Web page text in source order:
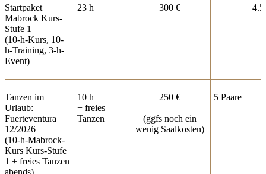
Startpaket
Mabrock Kurs-
Stufe 1
(10-h-Kurs, 10-
h-Training, 3-h-
Event)
23 h 300 €
Tanzen im
Urlaub:
Fuerteventura
12/2026
(10-h-Mabrock-
Kurs Kurs-Stufe
1 + freies Tanzen
abends)
10 h
+ freies
Tanzen
250 €
(ggfs noch ein
wenig Saalkosten)
5 Paare